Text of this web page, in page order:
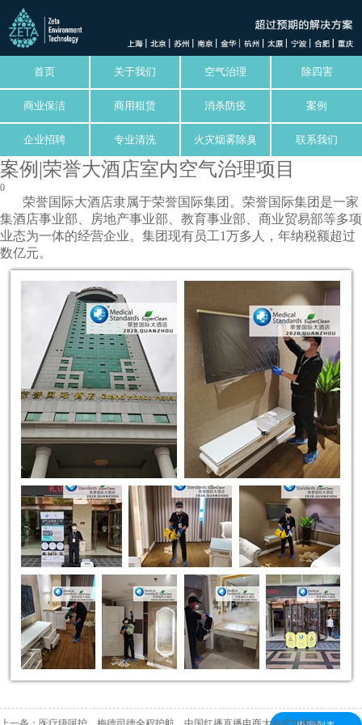
首页 关于我们 空气治理 除四害
商业保洁 商用租赁 消杀防疫 案例
企业招聘 专业清洗 火灾烟雾除臭 联系我们
案例|荣誉大酒店室内空气治理项目
0
荣誉国际大酒店隶属于荣誉国际集团。荣誉国际集团是一家
集酒店事业部、房地产事业部、教育事业部、商业贸易部等多项
业态为一体的经营企业。集团现有员工1万多人，年纳税额超过
数亿元。